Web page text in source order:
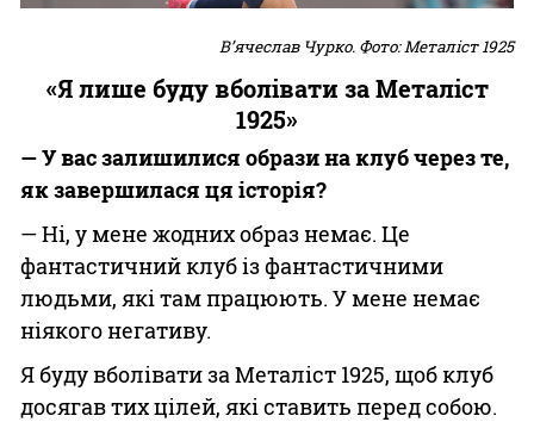
В’ячеслав Чурко. Фото: Металіст 1925
«Я лише буду вболівати за Металіст
1925»
— У вас залишилися образи на клуб через те,
як завершилася ця історія?
— Ні, у мене жодних образ немає. Це
фантастичний клуб із фантастичними
людьми, які там працюють. У мене немає
ніякого негативу.
Я буду вболівати за Металіст 1925, щоб клуб
досягав тих цілей, які ставить перед собою.